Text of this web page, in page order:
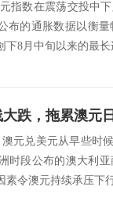
指数在震荡交投中
布的通胀数据以衡
下8月中旬以来的最
跌，拖累澳元
元兑美元从早些时
时段公布的澳大利
素令澳元持续承压下